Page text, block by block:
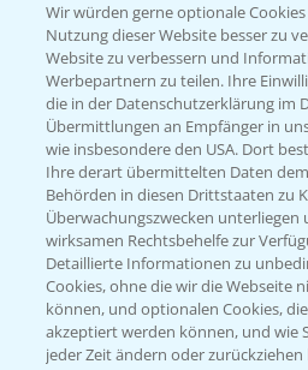
Sammelstellen und
PRE - Chemikalien sicher
Sammelstellen und
Kontakt & Notfall
Beratung auf
T.+49 (0)174 346
Wir würden gerne optionale
Nutzung dieser Website besser zu
Website zu verbessern und
Werbepartnern zu teilen. Ihre
die in der Datenschutzerklärung im
Übermittlungen an Empfänger in
wie insbesondere den USA. Dort
Ihre derart übermittelten Daten
Behörden in diesen Drittstaaten zu
Überwachungszwecken unterliegen
wirksamen Rechtsbehelfe zur
Detaillierte Informationen zu
Cookies, ohne die wir die Webseite
können, und optionalen Cookies,
akzeptiert werden können, und wie
jeder Zeit ändern oder